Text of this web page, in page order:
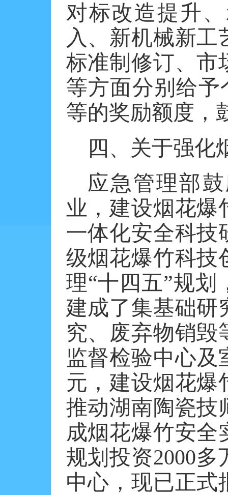
对标改造提升
入、新机械新
标准制修订、市
等方面分别给予
等的奖励额度，
四、关于强化
应急管理部
业，建设烟花爆
一体化安全科技
级烟花爆竹科技
理“十四五”规
建成了集基础研
究、废弃物销毁
监督检验中心及
元，建设烟花爆
推动湖南陶瓷技
成烟花爆竹安全
规划投资2000
中心，现已正式